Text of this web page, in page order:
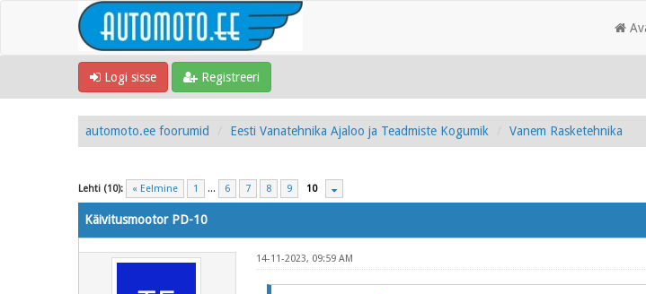
Logi sisse Registreeri
automoto.ee foorumid Eesti Vanatehnika Ajaloo ja Teadmiste Kogumik Vanem Rasketehnika
Lehti (10): « Eelmine 1 ... 6 7 8 9 10
Käivitusmootor PD-10
14-11-2023, 09:59 AM